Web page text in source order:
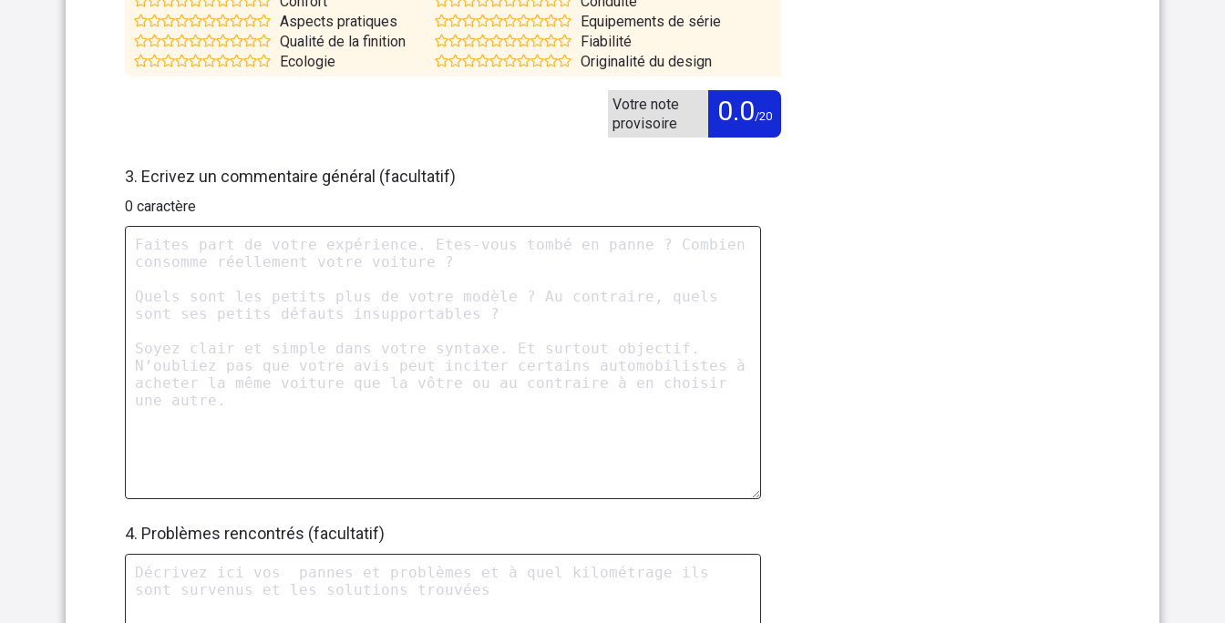
Aspects pratiques
Equipements de série
Qualité de la finition
Fiabilité
Ecologie
Originalité du design
Votre note
provisoire
0.0/20
3. Ecrivez un commentaire général (facultatif)
0 caractère
4. Problèmes rencontrés (facultatif)